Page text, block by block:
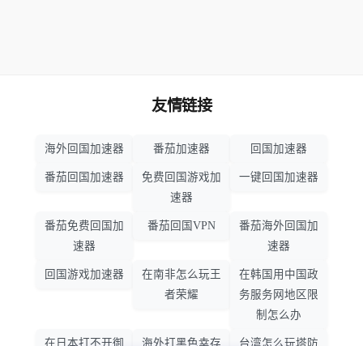
友情链接
海外回国加速器 番茄加速器 回国加速器
番茄回国加速器
免费回国游戏加
速器
一键回国加速器
番茄免费回国加
速器
番茄回国VPN
番茄海外回国加
速器
回国游戏加速器
在南非怎么玩王
者荣耀
在韩国用中国政
务服务网地区限
制怎么办
在日本打不开御 海外打黑色幸存 台湾怎么玩塔防